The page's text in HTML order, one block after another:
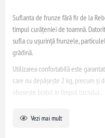
Suflanta de frunze fără fir de la
timpul curățeniei de toamnă.
sufla cu ușurință frunzele,
grădină.
Utilizarea confortabilă este
care nu depășește 2 kg, precum
obosește brațul în timpul lucrului.
flexibilitatea de a alege
Vezi mai mult